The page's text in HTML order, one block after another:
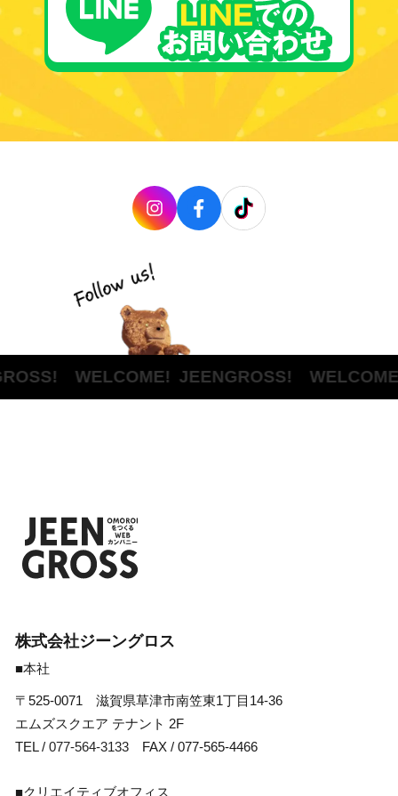
WELCOME!JEENGROSS! WELCOME!
株式会社ジーングロス
■本社
〒525-0071 滋賀県草津市南笠東1丁目14-36
エムズスクエア テナント 2F
TEL / 077-564-3133 FAX / 077-565-4466
■クリエイティブオフィス